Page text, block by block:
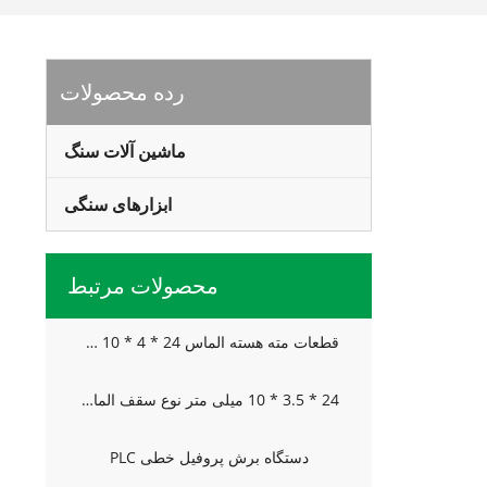
رده محصولات
ماشین آلات سنگ
ابزارهای سنگی
محصولات مرتبط
قطعات مته هسته الماس 24 * 4 * 10 میلی متر برای بتن
24 * 3.5 * 10 میلی متر نوع سقف الماس قطعات مته هسته ای برای بتن
دستگاه برش پروفیل خطی PLC